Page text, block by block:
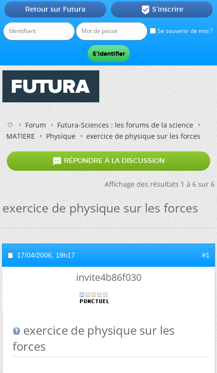
Se souvenir de moi ?
Retour sur Futura  S'inscrire
Forum
Futura-Sciences : les forums de la science
MATIERE
Physique exercice de physique sur les forces
 RÉPONDRE À LA DISCUSSION
Affichage des résultats 1 à 6 sur 6
exercice de physique sur les forces
17/04/2006, 19h17 #1
invite4b86f030
exercice de physique sur les
forces